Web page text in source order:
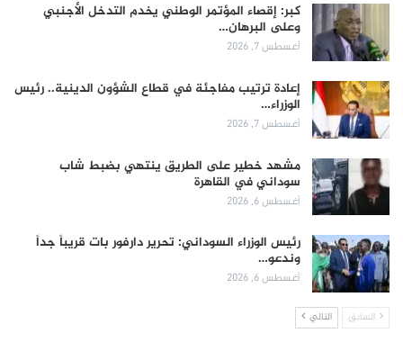
كبر: إقصاء المؤتمر الوطني يخدم التدخل الأجنبي
وعلى البرهان…
أغسطس 7, 2026
إعادة ترتيب مفاجئة في قطاع الشؤون الدينية.. رئيس
الوزراء…
أغسطس 7, 2026
مشهد خطير على الطريق ينتهي بضبط شاب
سوداني في القاهرة
أغسطس 6, 2026
رئيس الوزراء السوداني: تحرير دارفور بات قريباً جداً
وندعو…
أغسطس 6, 2026
السابق التالي